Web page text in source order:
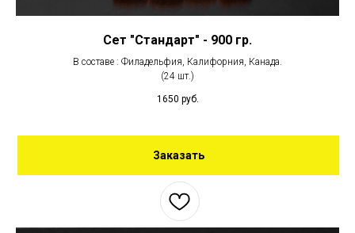
Сет "Стандарт" - 900 гр.
В составе : Филадельфия, Калифорния, Канада.
(24 шт.)
1650 руб.
Заказать